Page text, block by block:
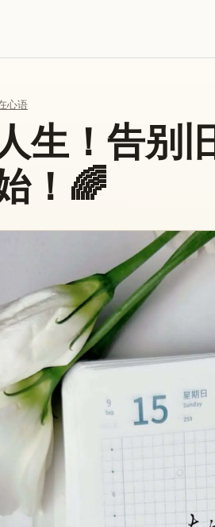
心语
生！告别
！🌈